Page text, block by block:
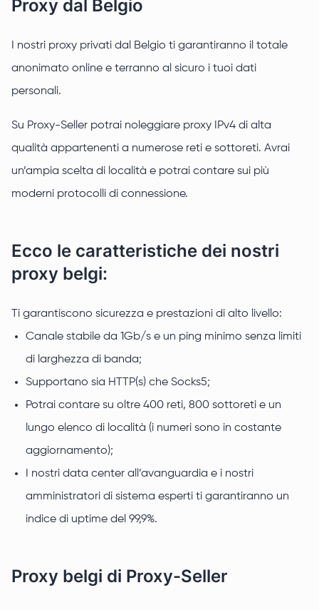
Proxy dal Belgio
I nostri proxy privati dal Belgio ti garantiranno il totale
anonimato online e terranno al sicuro i tuoi dati
personali.
Su Proxy-Seller potrai noleggiare proxy IPv4 di alta
qualità appartenenti a numerose reti e sottoreti. Avrai
un’ampia scelta di località e potrai contare sui più
moderni protocolli di connessione.
Ecco le caratteristiche dei nostri
proxy belgi:
Ti garantiscono sicurezza e prestazioni di alto livello:
Canale stabile da 1Gb/s e un ping minimo senza limiti
di larghezza di banda;
Supportano sia HTTP(s) che Socks5;
Potrai contare su oltre 400 reti, 800 sottoreti e un
lungo elenco di località (i numeri sono in costante
aggiornamento);
I nostri data center all’avanguardia e i nostri
amministratori di sistema esperti ti garantiranno un
indice di uptime del 99,9%.
Proxy belgi di Proxy-Seller